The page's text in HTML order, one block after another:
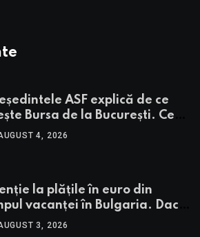
ASF explică de ce
Bursa de la București. Ce
pentru BVB potrivit lui
4, 2026
la plățile în euro din
vacanței în Bulgaria. Dacă
cele mai falsificate
3, 2026